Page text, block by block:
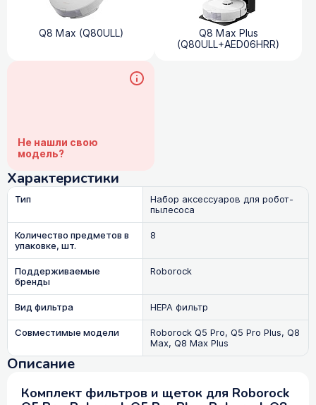
Q8 Max (Q80ULL)
Q8 Max Plus
(Q80ULL+AED06HRR)
Не нашли свою
модель?
Характеристики
Тип Набор аксессуаров для робот-
пылесоса
Количество предметов в
упаковке, шт.
8
Поддерживаемые
бренды
Roborock
Вид фильтра
HEPA фильтр
Совместимые модели
Roborock Q5 Pro, Q5 Pro Plus, Q8
Max, Q8 Max Plus
Описание
Комплект фильтров и щеток для Roborock